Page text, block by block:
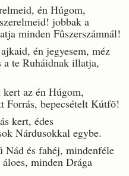
én Húgom,
jobbak a
minden Fûszerszámnál!
én jegyesem, méz
a te Ruháidnak illatja,
az én Húgom,
Forrás, bepecsételt Kútfõ!
kert, édes
Nárdusokkal egybe.
Nád és fahéj, mindenféle
minden Drága